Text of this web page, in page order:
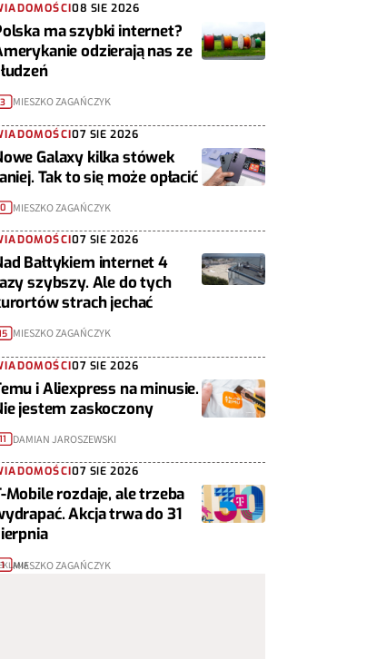
08 SIE 2026
ma szybki internet?
odzierają nas ze
3 MIESZKO ZAGAŃCZYK
07 SIE 2026
Galaxy kilka stówek
Tak to się może opłacić
0 MIESZKO ZAGAŃCZYK
07 SIE 2026
Bałtykiem internet 4
szybszy. Ale do tych
strach jechać
MIESZKO ZAGAŃCZYK
07 SIE 2026
i Aliexpress na minusie.
jestem zaskoczony
11 DAMIAN JAROSZEWSKI
07 SIE 2026
Mobile rozdaje, ale trzeba
Akcja trwa do 31
1 MIESZKO ZAGAŃCZYK